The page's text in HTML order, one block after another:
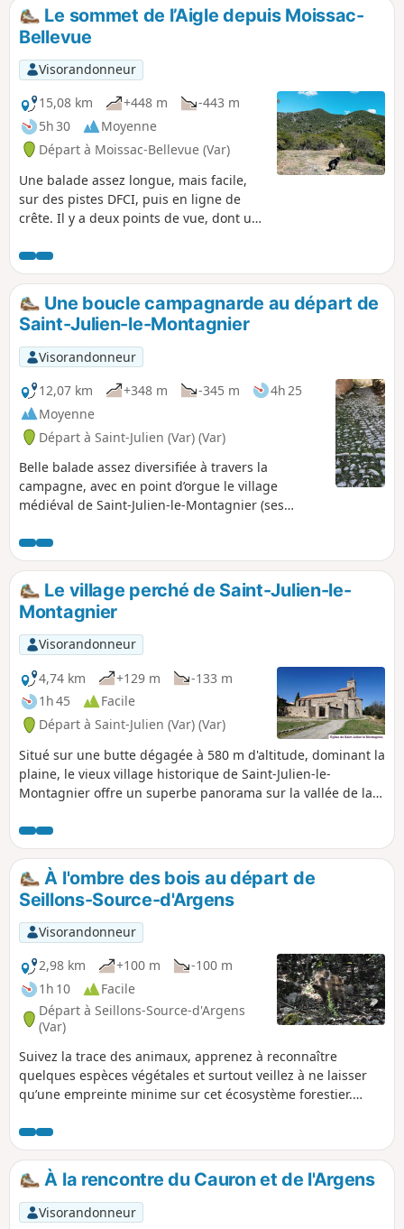
Le sommet de l’Aigle depuis Moissac-
Bellevue
Visorandonneur
15,08 km
+448 m
-443 m
5h 30
Moyenne
Départ à Moissac-Bellevue (Var)
Une balade assez longue, mais facile,
sur des pistes DFCI, puis en ligne de
crête. Il y a deux points de vue, dont un
Le plus haut, à l'antenne des Cugulons,
offre un 360° qui donne à admirer du
massif de la Baume à celui des Écrins.
Une boucle campagnarde au départ de
Saint-Julien-le-Montagnier
Visorandonneur
12,07 km
+348 m -345 m
4h 25
Moyenne
Départ à Saint-Julien (Var) (Var)
Belle balade assez diversifiée à travers la
campagne, avec en point d’orgue le village
médiéval de Saint-Julien-le-Montagnier (ses
panorama à 360° sur la Provence).
Le village perché de Saint-Julien-le-
Montagnier
Visorandonneur
4,74 km
+129 m
-133 m
1h 45
Facile
Départ à Saint-Julien (Var) (Var)
Situé sur une butte dégagée à 580 m d'altitude, dominant la
plaine, le vieux village historique de Saint-Julien-le-
Montagnier offre un superbe panorama sur la vallée de la
par temps clair, sur le Mont Ventoux.
À l'ombre des bois au départ de
Seillons-Source-d'Argens
Visorandonneur
2,98 km
+100 m
-100 m
1h 10
Facile
Départ à Seillons-Source-d'Argens
(Var)
Suivez la trace des animaux, apprenez à reconnaître
quelques espèces végétales et surtout veillez à ne laisser
qu’une empreinte minime sur cet écosystème forestier.
Verdon, le projet Randonner Autrement a pour objectif de
faire découvrir de manière pédagogique et ludique, à un
public familial, le patrimoine naturel, le patrimoine bâti
excentré, les paysages et leurs évolutions au fil du temps,
ainsi que des points de vue sur les villages…
À la rencontre du Cauron et de l'Argens
Visorandonneur